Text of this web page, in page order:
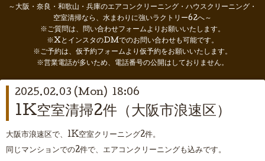
～大阪・奈良・和歌山・兵庫のエアコンクリーニング・ハウスクリーニング・
空室清掃なら、水まわりに強いラクトリー62へ～
※ご質問は、問い合わせフォームよりお願いいたします。
※XとインスタのDMでのお問い合わせも可能です。
※ご予約は、仮予約フォームより仮予約をお願いいたします。
※営業電話が多いため、電話番号の公開はしておりません。
2025.02.03 (Mon) 18:06
1K空室清掃2件（大阪市浪速区）
大阪市浪速区で、1K空室クリーニング2件。
同じマンションでの2件で、エアコンクリーニングも込みです。